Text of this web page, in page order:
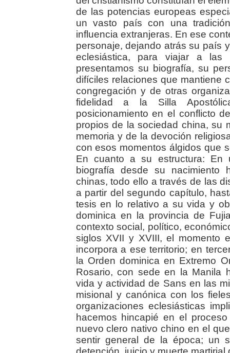
de las potencias europeas
un vasto país con una
influencia extranjeras. En ese
personaje, dejando atrás su país
eclesiástica, para viajar a
presentamos su biografía, su
difíciles relaciones que mantiene
congregación y de otras
fidelidad a la Silla
posicionamiento en el conflicto
propios de la sociedad china, su
memoria y de la devoción
con esos momentos álgidos que
En cuanto a su estructura: En
biografía desde su nacimiento
chinas, todo ello a través de las
a partir del segundo capítulo,
tesis en lo relativo a su vida y
dominica en la provincia de
contexto social, político,
siglos XVII y XVIII, el momento
incorpora a ese territorio; en
la Orden dominica en Extremo
Rosario, con sede en la Manila
vida y actividad de Sans en las
misional y canónica con los
organizaciones eclesiásticas
hacemos hincapié en el
nuevo clero nativo chino en el
sentir general de la época; un